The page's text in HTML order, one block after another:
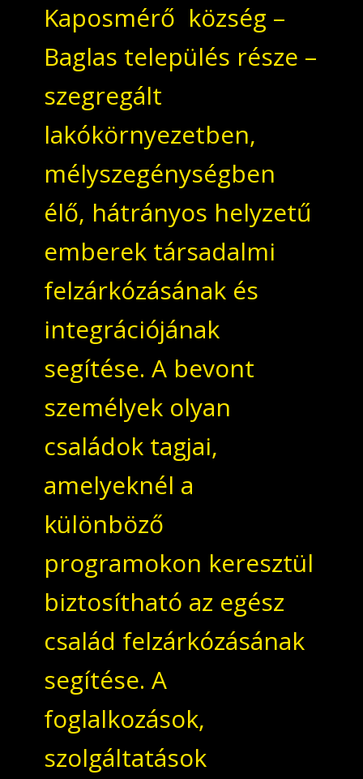
Kaposmérő község –
Baglas település része –
szegregált
lakókörnyezetben,
mélyszegénységben
élő, hátrányos helyzetű
emberek társadalmi
felzárkózásának és
integrációjának
segítése. A bevont
személyek olyan
családok tagjai,
amelyeknél a
különböző
programokon keresztül
biztosítható az egész
család felzárkózásának
segítése. A
foglalkozások,
szolgáltatások